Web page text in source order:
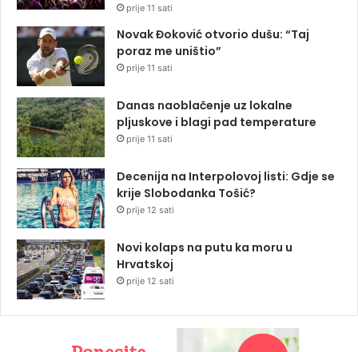
prije 11 sati
Novak Đoković otvorio dušu: “Taj
poraz me uništio”
prije 11 sati
Danas naoblačenje uz lokalne
pljuskove i blagi pad temperature
prije 11 sati
Decenija na Interpolovoj listi: Gdje se
krije Slobodanka Tošić?
prije 12 sati
Novi kolaps na putu ka moru u
Hrvatskoj
prije 12 sati